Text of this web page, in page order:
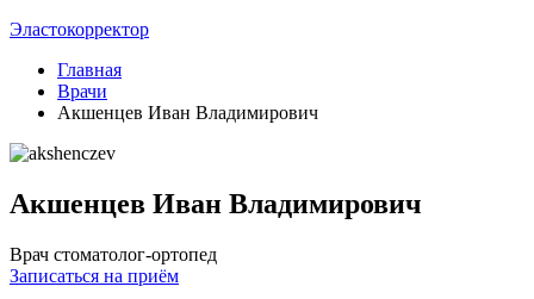
Эластокорректор
Главная
Врачи
Акшенцев Иван Владимирович
Акшенцев Иван Владимирович
Врач стоматолог-ортопед
Записаться на приём